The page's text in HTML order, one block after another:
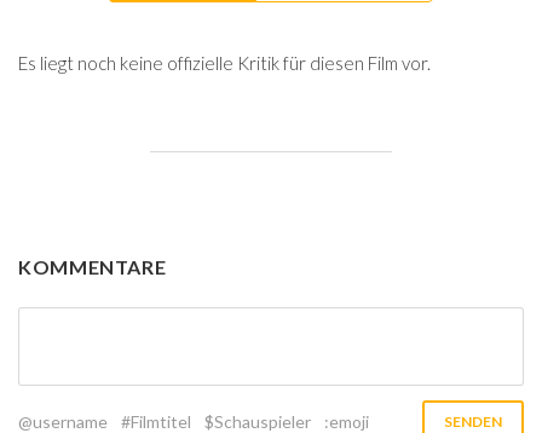
Es liegt noch keine offizielle Kritik für diesen Film vor.
KOMMENTARE
@username #Filmtitel $Schauspieler :emoji